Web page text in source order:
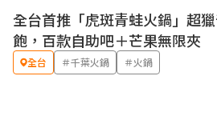
優惠
全台首推「虎斑青蛙火鍋」超
飽，百款自助吧＋芒果無限夾
全台 ＃千葉火鍋 ＃火鍋